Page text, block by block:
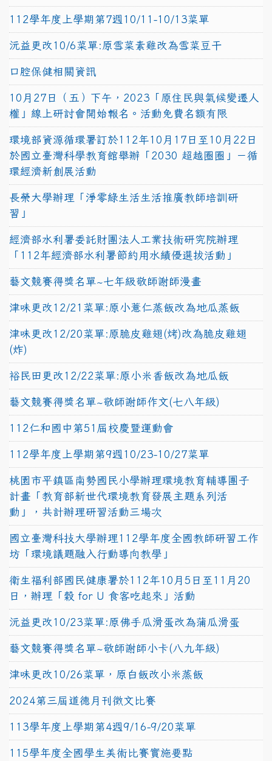
112學年度上學期第7週10/11-10/13菜單
沅益更改10/6菜單:原雪菜素雞改為雪菜豆干
口腔保健相關資訊
10月27日（五）下午，2023「原住民與氣候變遷人
權」線上研討會開始報名。活動免費名額有限
環境部資源循環署訂於112年10月17日至10月22日
於國立臺灣科學教育館舉辦「2030 超越圈圈」－循
環經濟新創展活動
長榮大學辦理「淨零綠生活生活推廣教師培訓研
習」
經濟部水利署委託財團法人工業技術研究院辦理
「112年經濟部水利署節約用水績優選拔活動」
藝文競賽得獎名單~七年級敬師謝師漫畫
津味更改12/21菜單:原小薏仁蒸飯改為地瓜蒸飯
津味更改12/20菜單:原脆皮雞翅(烤)改為脆皮雞翅
(炸)
裕民田更改12/22菜單:原小米香飯改為地瓜飯
藝文競賽得獎名單~敬師謝師作文(七八年級)
112仁和國中第51屆校慶暨運動會
112學年度上學期第9週10/23-10/27菜單
桃園市平鎮區南勢國民小學辦理環境教育輔導團子
計畫「教育部新世代環境教育發展主題系列活
動」，共計辦理研習活動三場次
國立臺灣科技大學辦理112學年度全國教師研習工作
坊「環境議題融入行動導向教學」
衛生福利部國民健康署於112年10月5日至11月20
日，辦理「穀 for U 食客吃起來」活動
沅益更改10/23菜單:原佛手瓜滑蛋改為蒲瓜滑蛋
藝文競賽得獎名單~敬師謝師小卡(八九年級)
津味更改10/26菜單，原白飯改小米蒸飯
2024第三屆道德月刊徵文比賽
113學年度上學期第4週9/16-9/20菜單
115學年度全國學生美術比賽實施要點